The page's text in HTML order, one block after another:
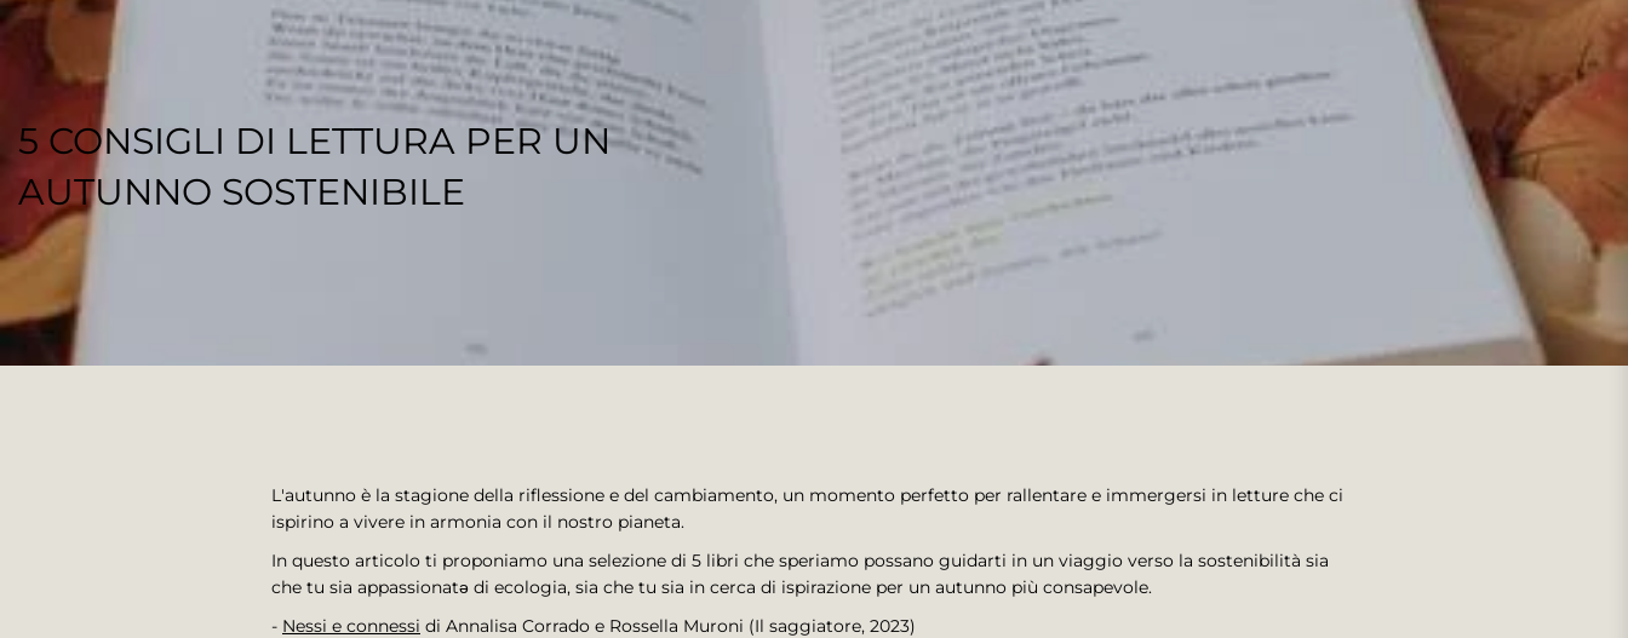
5 CONSIGLI DI LETTURA PER UN
AUTUNNO SOSTENIBILE
REGENESI STAFF
L'autunno è la stagione della riflessione e del cambiamento, un momento perfetto per rallentare e immergersi in letture che ci
ispirino a vivere in armonia con il nostro pianeta.
In questo articolo ti proponiamo una selezione di 5 libri che speriamo possano guidarti in un viaggio verso la sostenibilità sia
che tu sia appassionatə di ecologia, sia che tu sia in cerca di ispirazione per un autunno più consapevole.
- Nessi e connessi di Annalisa Corrado e Rossella Muroni (Il saggiatore, 2023)